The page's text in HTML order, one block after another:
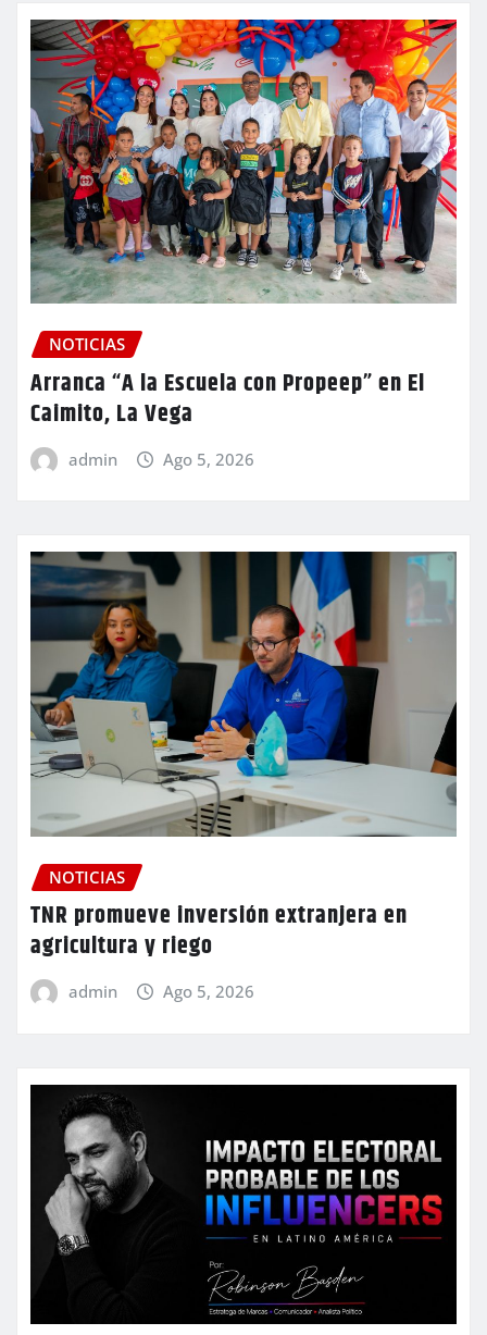
NOTICIAS
Arranca “A la Escuela con Propeep” en El
Caimito, La Vega
admin Ago 5, 2026
NOTICIAS
TNR promueve inversión extranjera en
agricultura y riego
admin Ago 5, 2026